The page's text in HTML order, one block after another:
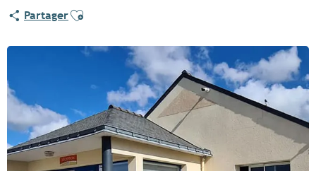
PartagerAjouter aux favoris